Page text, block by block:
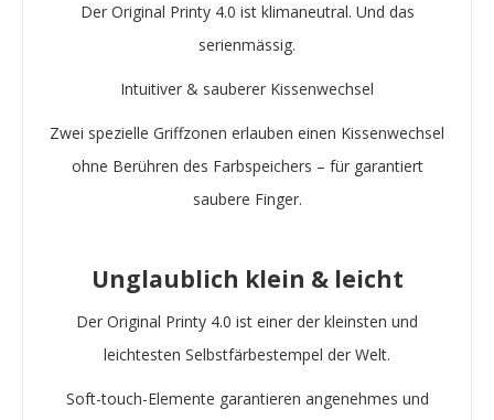
Der Original Printy 4.0 ist klimaneutral. Und das
serienmässig.
Intuitiver & sauberer Kissenwechsel
Zwei spezielle Griffzonen erlauben einen Kissenwechsel
ohne Berühren des Farbspeichers – für garantiert
saubere Finger.
Unglaublich klein & leicht
Der Original Printy 4.0 ist einer der kleinsten und
leichtesten Selbstfärbestempel der Welt.
Soft-touch-Elemente garantieren angenehmes und